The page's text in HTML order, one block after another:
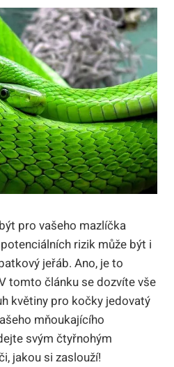
pro vašeho mazlíčka
rizik může být i
jeřáb. Ano, je to
tomto článku se dozvíte vše
květiny pro kočky jedovatý
mňoukajícího
svým čtyřnohým
jakou si zaslouží!